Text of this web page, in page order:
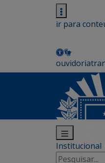
ir para
ouvidoria
Institucional
Pesquisar